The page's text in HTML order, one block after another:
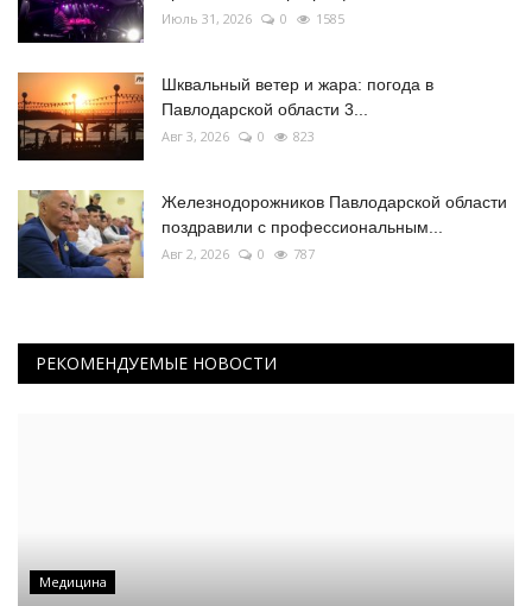
Июль 31, 2026 0 1585
Шквальный ветер и жара: погода в
Павлодарской области 3...
Авг 3, 2026 0 823
Железнодорожников Павлодарской области
поздравили с профессиональным...
Авг 2, 2026 0 787
РЕКОМЕНДУЕМЫЕ НОВОСТИ
Медицина